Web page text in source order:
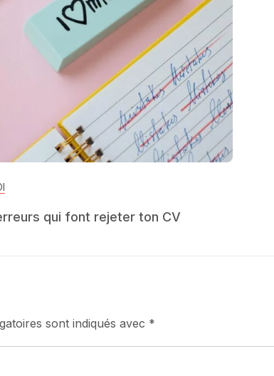
qui font rejeter ton CV
sont indiqués avec *